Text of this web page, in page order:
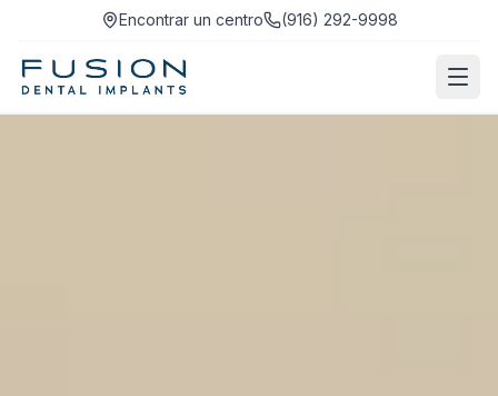
Encontrar un centro (916) 292-9998